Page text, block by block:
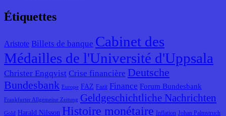
Étiquettes
Aristote Billets de banque Cabinet des
Médailles de l'Université d'Uppsala
Christer Engqvist Crise financière Deutsche
Bundesbank
Europe FAZ Fazit Finance Forum Bundesbank
Frankfurter Allgemeine Zeitung Geldgeschichtliche Nachrichten
Gold Harald Nilsson Histoire monétaire Inflation Johan Palmstruch